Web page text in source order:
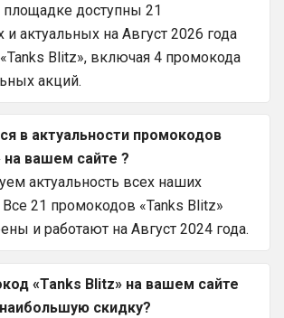
доступны 21
актуальных на Август 2026 года
Blitz», включая 4 промокода
акций.
в актуальности промокодов
на вашем сайте ?
актуальность всех наших
21 промокодов «Tanks Blitz»
и работают на Август 2024 года.
«Tanks Blitz» на вашем сайте
скидку?